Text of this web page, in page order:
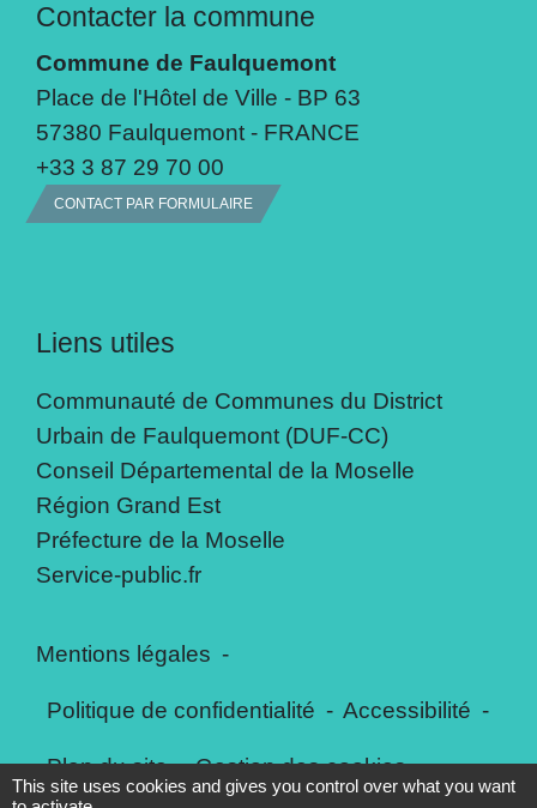
Contacter la commune
Commune de Faulquemont
Place de l'Hôtel de Ville - BP 63
57380 Faulquemont - FRANCE
+33 3 87 29 70 00
CONTACT PAR FORMULAIRE
Liens utiles
Communauté de Communes du District
Urbain de Faulquemont (DUF-CC)
Conseil Départemental de la Moselle
Région Grand Est
Préfecture de la Moselle
Service-public.fr
Mentions légales -
Politique de confidentialité - Accessibilité -
Plan du site - Gestion des cookies
This site uses cookies and gives you control over what you want